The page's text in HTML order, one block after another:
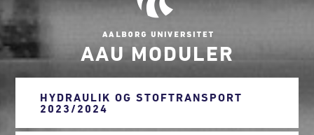
AAU MODULER
HYDRAULIK OG STOFTRANSPORT
2023/2024